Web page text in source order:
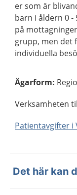
er som är
barn i åldern 0
på
grupp, men det
individuella
Ägarform:
Verksamheten
Patientavgifter i
Det här kan